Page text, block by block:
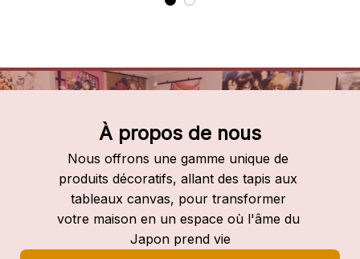
À propos de nous
Nous offrons une gamme unique de
produits décoratifs, allant des tapis aux
tableaux canvas, pour transformer
votre maison en un espace où l'âme du
Japon prend vie